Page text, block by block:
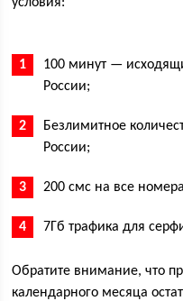
100 минут —
России;
Безлимитное
России;
200 смс на все
7Гб трафика для
Обратите внимание, что
календарного месяца